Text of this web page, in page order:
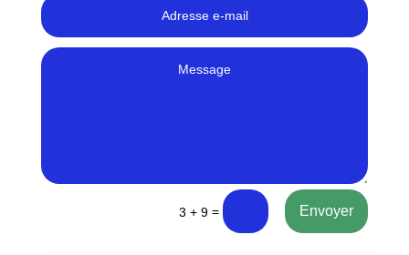
3 + 9 = Envoyer